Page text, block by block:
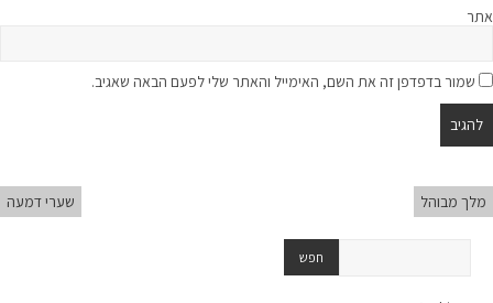
אתר
שמור בדפדפן זה את השם, האימייל והאתר שלי לפעם הבאה שאגיב.
מלך מבוהל שערי דמעה